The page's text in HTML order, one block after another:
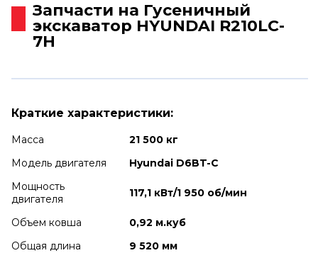
ДОСТАВКА
Запчасти на Гусеничный
экскаватор HYUNDAI R210LC-
7H
Краткие характеристики:
Масса
21 500 кг
Модель двигателя
Hyundai D6BT-C
Мощность
двигателя
117,1 кВт/1 950 об/мин
Объем ковша
0,92 м.куб
Общая длина
9 520 мм